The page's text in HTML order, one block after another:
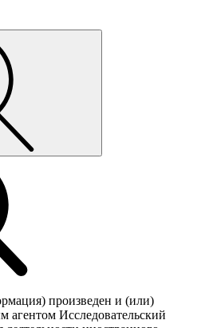
произведен и (или)
агентом Исследовательский